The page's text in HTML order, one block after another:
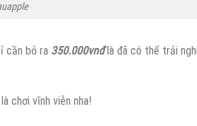
cần bỏ ra 350.000vnđlà đã có thể trải
chơi vĩnh viễn nha!